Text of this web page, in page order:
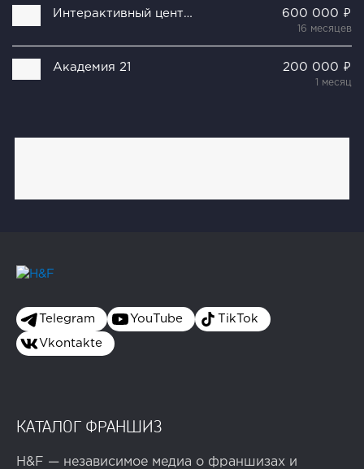
Интерактивный центр Триумф 600 000 ₽
16 месяцев
Академия 21 200 000 ₽
1 месяц
Telegram YouTube TikTok
Vkontakte
КАТАЛОГ ФРАНШИЗ
H&F — независимое медиа о франшизах и